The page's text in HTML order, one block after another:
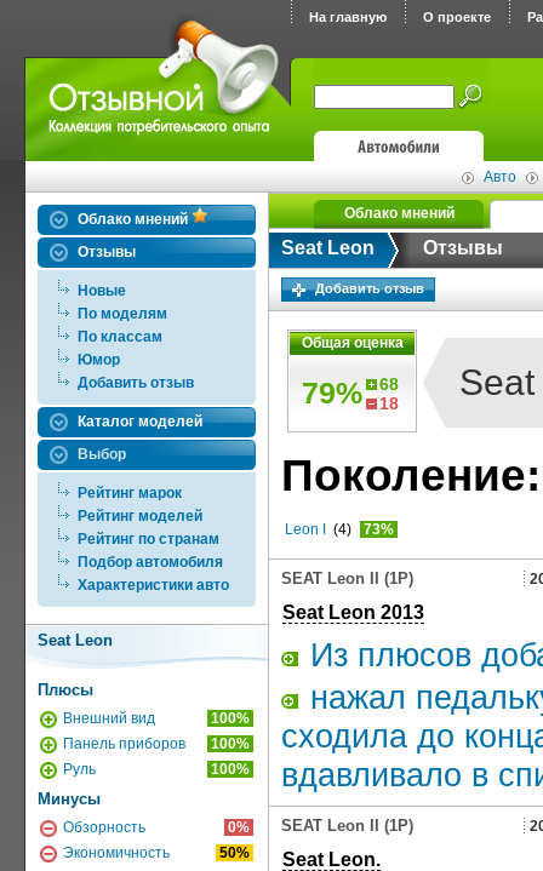
На главную О проекте
Авто
Облако мнений
Отзывы
Новые
По моделям
По классам
Юмор
Добавить отзыв
Каталог моделей
Выбор
Рейтинг марок
Рейтинг моделей
Рейтинг по странам
Подбор автомобиля
Характеристики авто
Seat Leon
Плюсы
Внешний вид
100%
Панель приборов
100%
Руль
100%
Минусы
Обзорность
0%
Экономичность
50%
Облако мнений
Seat Leon Отзывы
Добавить отзыв
Общая оценка
79%
68
18
Поколение:
Leon I (4) 73%
SEAT Leon II (1P)
Seat Leon 2013
Из плюсов
нажал
сходила до
вдавливало в
SEAT Leon II (1P)
Seat Leon.